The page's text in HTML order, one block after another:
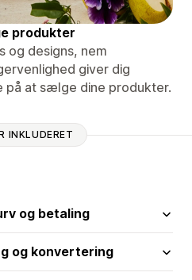
produkter
og designs, nem
giver dig
på at sælge dine produkter.
INKLUDERET
og betaling
og konvertering